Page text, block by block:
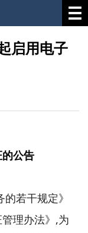
启用电子
公告
若干规定》
理办法》,为